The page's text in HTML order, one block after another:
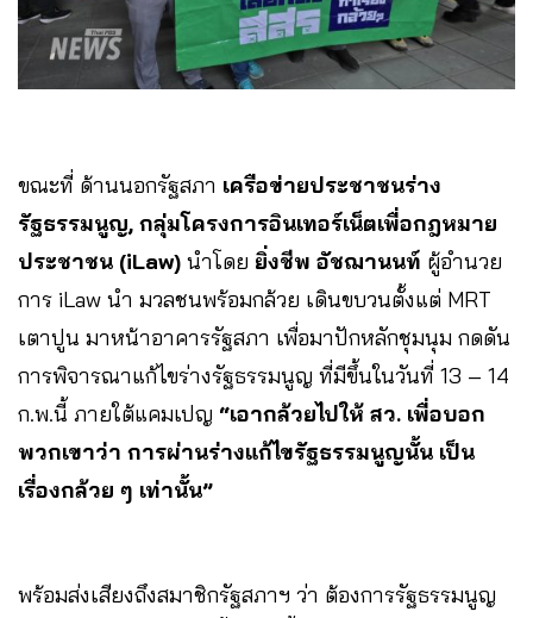
ขณะที่ ด้านนอกรัฐสภา เครือข่ายประชาชนร่าง
รัฐธรรมนูญ, กลุ่มโครงการอินเทอร์เน็ตเพื่อกฎหมาย
ประชาชน​ (iLaw) นำโดย ยิ่งชีพ อัชฌานนท์ ผู้อำนวย
การ iLaw นำ มวลชน​พร้อมกล้วย​ เดินขบวน​ตั้งแต่​ MRT
เตาปูน​ มาหน้าอาคารรัฐสภา​ เพื่อมาปักหลักชุมนุม​ กดดัน
การพิจารณาแก้ไขร่าง​รัฐธรรมนูญ ​ที่มีขึ้นในวันที่​ 13 – 14
ก.พ.นี้​ ภายใต้แคมเปญ​ “เอากล้วยไปให้ สว. เพื่อบอก
พวกเขาว่า การผ่านร่างแก้ไขรัฐธรรมนูญนั้น เป็น
เรื่องกล้วย ๆ เท่านั้น”
พร้อมส่งเสียงถึง​สมาชิกรัฐสภาฯ ว่า​ ต้องการรัฐธรรมนูญ